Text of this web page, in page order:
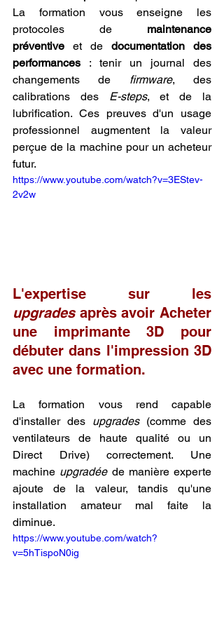
La formation vous enseigne les
protocoles de maintenance
préventive et de documentation des
performances : tenir un journal des
changements de firmware, des
calibrations des E-steps, et de la
lubrification. Ces preuves d'un usage
professionnel augmentent la valeur
perçue de la machine pour un acheteur
futur.
https://www.youtube.com/watch?v=3EStev-
2v2w
upgrades après avoir Acheter
une imprimante 3D pour
débuter dans l'impression 3D
avec une formation.
La formation vous rend capable
d'installer des upgrades (comme des
ventilateurs de haute qualité ou un
Direct Drive) correctement. Une
machine upgradée de manière experte
ajoute de la valeur, tandis qu'une
installation amateur mal faite la
diminue.
https://www.youtube.com/watch?
v=5hTispoN0ig